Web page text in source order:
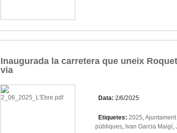
Inaugurada la carretera que uneix
via
Data: 2/6/2025
Etiquetes: 2025,
públiques, Ivan Garcia Maigí,